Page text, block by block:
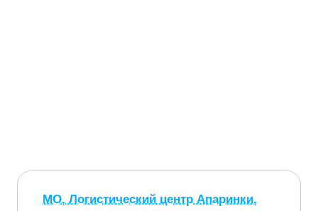
МО, Логистический центр Апаринки,